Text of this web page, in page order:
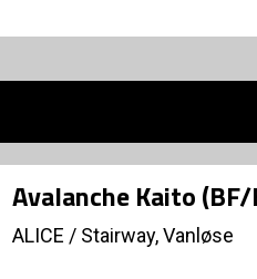
Avalanche Kaito (BF/
ALICE / Stairway, Vanløse